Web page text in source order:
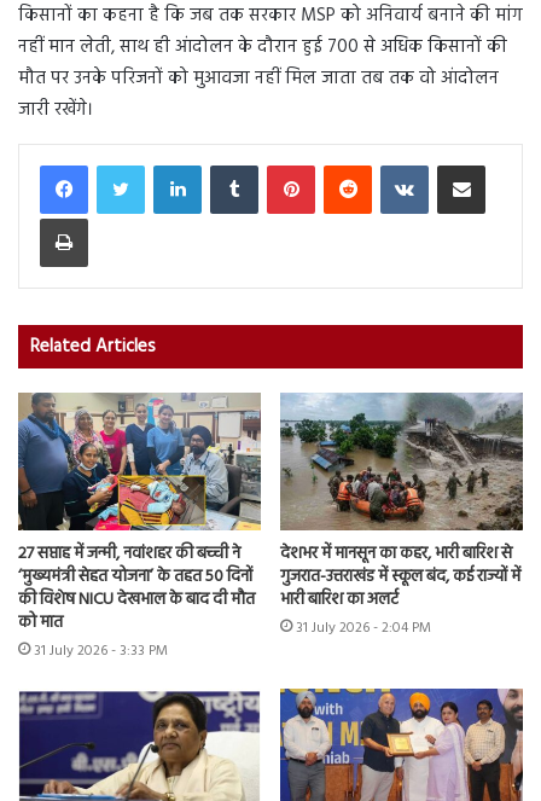
किसानों का कहना है कि जब तक सरकार MSP को अनिवार्य बनाने की मांग
नहीं मान लेती, साथ ही आंदोलन के दौरान हुई 700 से अधिक किसानों की
मौत पर उनके परिजनों को मुआवजा नहीं मिल जाता तब तक वो आंदोलन
जारी रखेंगे।
LinkedInTumblr PinterestReddit VKontakteShare via Email
Print
Related Articles
27 सप्ताह में जन्मी, नवांशहर की बच्ची ने
‘मुख्यमंत्री सेहत योजना’ के तहत 50 दिनों
की विशेष NICU देखभाल के बाद दी मौत
को मात
31 July 2026 - 3:33 PM
देशभर में मानसून का कहर, भारी बारिश से
गुजरात-उत्तराखंड में स्कूल बंद, कई राज्यों में
भारी बारिश का अलर्ट
31 July 2026 - 2:04 PM